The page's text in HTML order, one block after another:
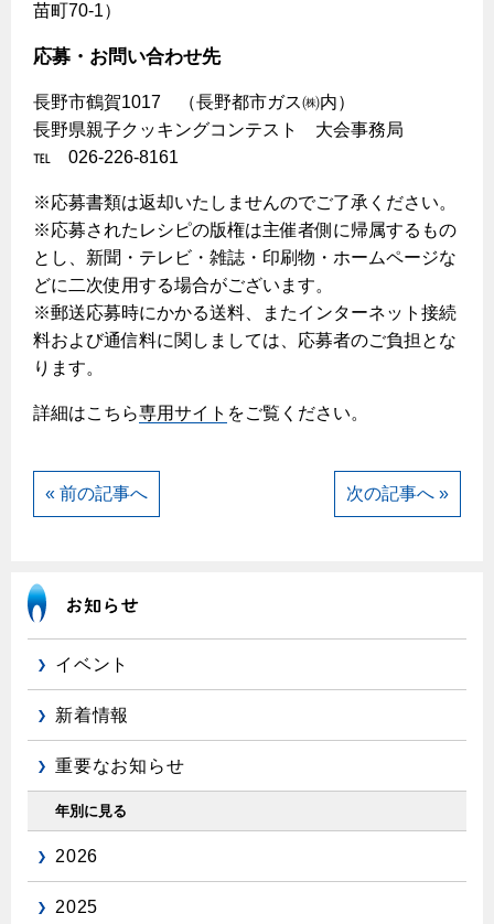
インターネット受付
苗町70-1）
応募・お問い合わせ先
長野市鶴賀1017 （長野都市ガス㈱内）
長野県親子クッキングコンテスト 大会事務局
℡ 026-226-8161
※応募書類は返却いたしませんのでご了承ください。
※応募されたレシピの版権は主催者側に帰属するもの
とし、新聞・テレビ・雑誌・印刷物・ホームページな
どに二次使用する場合がございます。
※郵送応募時にかかる送料、またインターネット接続
料および通信料に関しましては、応募者のご負担とな
ります。
詳細はこちら専用サイト をご覧ください。
« 前の記事へ 次の記事へ »
イベント
新着情報
重要なお知らせ
年別に見る
2026
2025